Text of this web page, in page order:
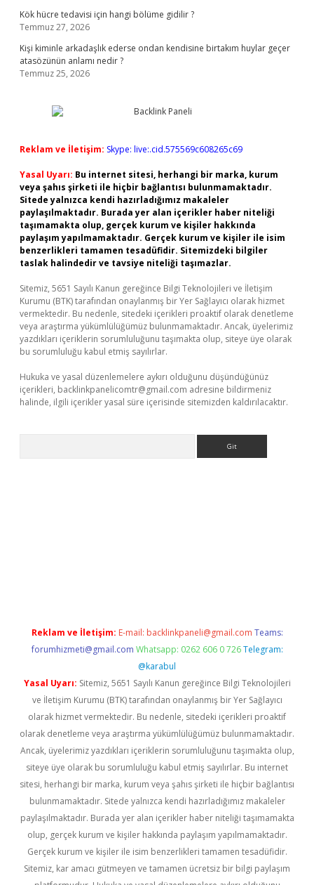
Kök hücre tedavisi için hangi bölüme gidilir ?
Temmuz 27, 2026
Kişi kiminle arkadaşlık ederse ondan kendisine birtakım huylar geçer
atasözünün anlamı nedir ?
Temmuz 25, 2026
Reklam ve İletişim: Skype: live:.cid.575569c608265c69
Yasal Uyarı: Bu internet sitesi, herhangi bir marka, kurum
veya şahıs şirketi ile hiçbir bağlantısı bulunmamaktadır.
Sitede yalnızca kendi hazırladığımız makaleler
paylaşılmaktadır. Burada yer alan içerikler haber niteliği
taşımamakta olup, gerçek kurum ve kişiler hakkında
paylaşım yapılmamaktadır. Gerçek kurum ve kişiler ile isim
benzerlikleri tamamen tesadüfidir. Sitemizdeki bilgiler
taslak halindedir ve tavsiye niteliği taşımazlar.
Sitemiz, 5651 Sayılı Kanun gereğince Bilgi Teknolojileri ve İletişim
Kurumu (BTK) tarafından onaylanmış bir Yer Sağlayıcı olarak hizmet
vermektedir. Bu nedenle, sitedeki içerikleri proaktif olarak denetleme
veya araştırma yükümlülüğümüz bulunmamaktadır. Ancak, üyelerimiz
yazdıkları içeriklerin sorumluluğunu taşımakta olup, siteye üye olarak
bu sorumluluğu kabul etmiş sayılırlar.
Hukuka ve yasal düzenlemelere aykırı olduğunu düşündüğünüz
içerikleri, backlinkpanelicomtr@gmail.com adresine bildirmeniz
halinde, ilgili içerikler yasal süre içerisinde sitemizden kaldırılacaktır.
Reklam ve İletişim: E-mail: backlinkpaneli@gmail.com Teams:
forumhizmeti@gmail.com Whatsapp: 0262 606 0 726 Telegram:
@karabul
Yasal Uyarı: Sitemiz, 5651 Sayılı Kanun gereğince Bilgi Teknolojileri
ve İletişim Kurumu (BTK) tarafından onaylanmış bir Yer Sağlayıcı
olarak hizmet vermektedir. Bu nedenle, sitedeki içerikleri proaktif
olarak denetleme veya araştırma yükümlülüğümüz bulunmamaktadır.
Ancak, üyelerimiz yazdıkları içeriklerin sorumluluğunu taşımakta olup,
siteye üye olarak bu sorumluluğu kabul etmiş sayılırlar. Bu internet
sitesi, herhangi bir marka, kurum veya şahıs şirketi ile hiçbir bağlantısı
bulunmamaktadır. Sitede yalnızca kendi hazırladığımız makaleler
paylaşılmaktadır. Burada yer alan içerikler haber niteliği taşımamakta
olup, gerçek kurum ve kişiler hakkında paylaşım yapılmamaktadır.
Gerçek kurum ve kişiler ile isim benzerlikleri tamamen tesadüfidir.
Sitemiz, kar amacı gütmeyen ve tamamen ücretsiz bir bilgi paylaşım